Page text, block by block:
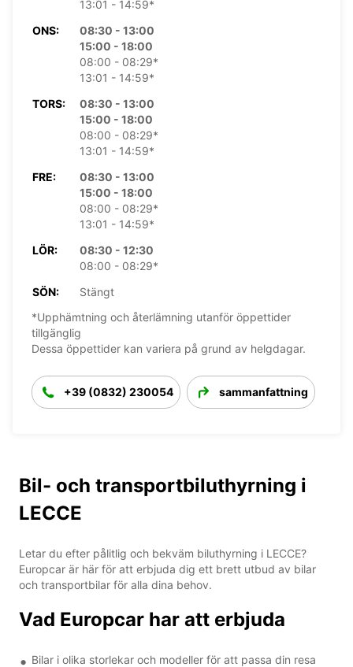
13:01 - 14:59*
ONS:
08:30 - 13:00
15:00 - 18:00
08:00 - 08:29*
13:01 - 14:59*
TORS:
08:30 - 13:00
15:00 - 18:00
08:00 - 08:29*
13:01 - 14:59*
FRE:
08:30 - 13:00
15:00 - 18:00
08:00 - 08:29*
13:01 - 14:59*
LÖR:
08:30 - 12:30
08:00 - 08:29*
SÖN:
Stängt
*Upphämtning och återlämning utanför öppettider
tillgänglig
Dessa öppettider kan variera på grund av helgdagar.
+39 (0832) 230054 sammanfattning
Bil- och transportbiluthyrning i
LECCE
Letar du efter pålitlig och bekväm biluthyrning i LECCE?
Europcar är här för att erbjuda dig ett brett utbud av bilar
och transportbilar för alla dina behov.
Vad Europcar har att erbjuda
Bilar i olika storlekar och modeller för att passa din resa